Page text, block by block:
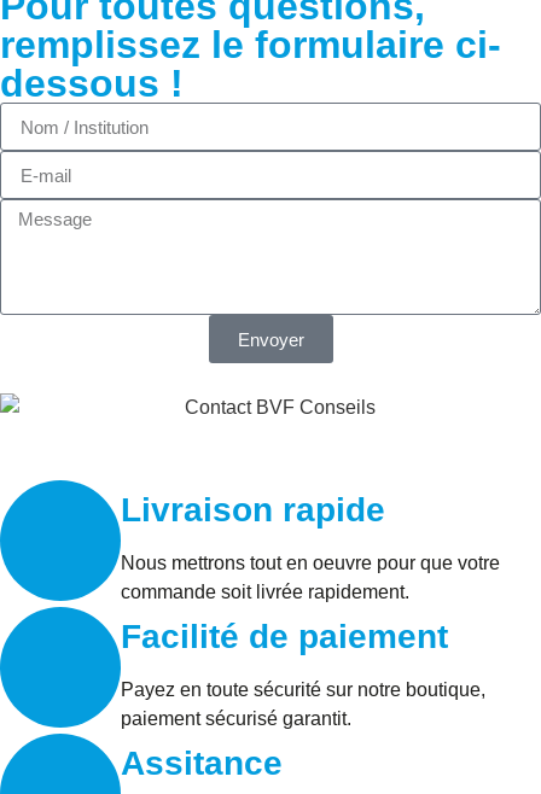
remplissez le formulaire ci-
dessous !
Envoyer
Livraison rapide
Nous mettrons tout en oeuvre pour que votre
commande soit livrée rapidement.
Facilité de paiement
Payez en toute sécurité sur notre boutique,
paiement sécurisé garantit.
Assitance